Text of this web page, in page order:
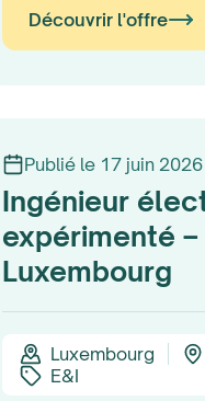
Découvrir l'offre
Publié le 17 juin 2026
Ingénieur
expérimenté –
Luxembourg
Luxembourg
E&I